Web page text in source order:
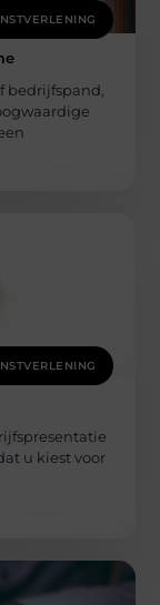
bedrijfspand,
u kiest voor